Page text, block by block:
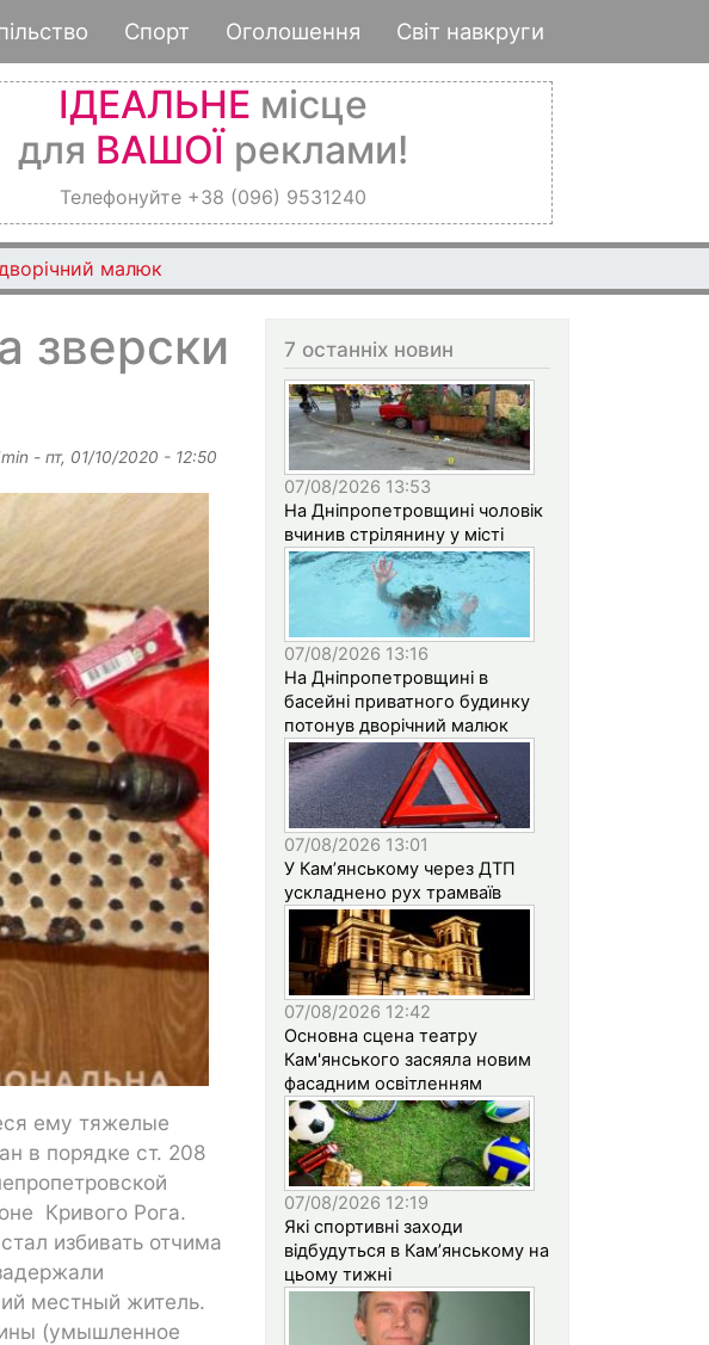
Спорт Оголошення Світ навкруги
ІДЕАЛЬНЕ місце
для ВАШОЇ реклами!
Телефонуйте +38 (096) 9531240
малюк
зверски
- пт, 01/10/2020 - 12:50
ему тяжелые
в порядке ст. 208
Кривого Рога.
избивать отчима
местный житель.
(умышленное
7 останніх новин
07/08/2026 13:53
На Дніпропетровщині чоловік
вчинив стрілянину у місті
07/08/2026 13:16
На Дніпропетровщині в
басейні приватного будинку
потонув дворічний малюк
07/08/2026 13:01
У Кам’янському через ДТП
ускладнено рух трамваїв
07/08/2026 12:42
Основна сцена театру
Кам'янського засяяла новим
фасадним освітленням
07/08/2026 12:19
Які спортивні заходи
відбудуться в Кам’янському на
цьому тижні